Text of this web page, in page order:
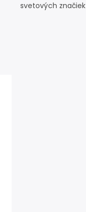
svetových značiek